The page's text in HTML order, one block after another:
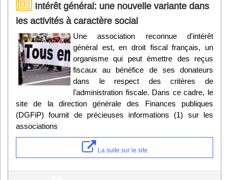
Intérêt général: une nouvelle variante dans
les activités à caractère social
Une association reconnue d'intérêt
général est, en droit fiscal français, un
organisme qui peut émettre des reçus
fiscaux au bénéfice de ses donateurs
dans le respect des critères de
l'administration fiscale. Dans ce cadre, le
site de la direction générale des Finances publiques
(DGFiP) fournit de précieuses informations (1) sur les
associations
La suite sur le site